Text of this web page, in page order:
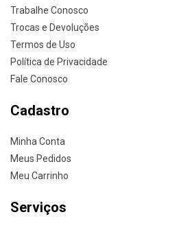
Trabalhe Conosco
Trocas e Devoluções
Termos de Uso
Política de Privacidade
Fale Conosco
Cadastro
Minha Conta
Meus Pedidos
Meu Carrinho
Serviços